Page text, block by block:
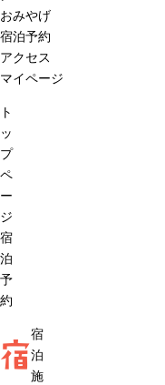
おみやげ
宿泊予約
アクセス
マイページ
ト
ッ
プ
ペ
ー
ジ
宿
泊
予
約
宿
泊
施